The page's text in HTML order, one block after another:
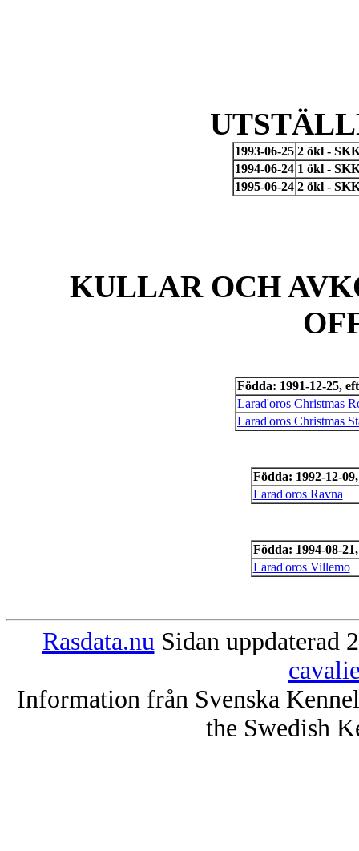
1993-06-25 2 ökl -
1994-06-24 1 ökl -
1995-06-24 2 ökl -
KULLAR OCH
Födda: 1991-12-25,
Larad'oros Christmas
Larad'oros Christmas
Födda: 1992-12-
Larad'oros Ravna
Födda: 1994-08-
Larad'oros Villemo
Rasdata.nu Sidan uppdaterad
Information från Svenska
the Swedish